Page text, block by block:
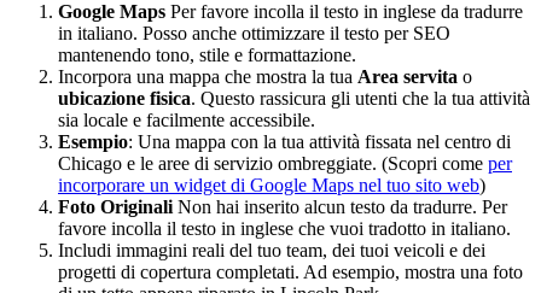
Google Maps Per favore incolla il testo in inglese da tradurre
in italiano. Posso anche ottimizzare il testo per SEO
mantenendo tono, stile e formattazione.
Incorpora una mappa che mostra la tua Area servita o
ubicazione fisica. Questo rassicura gli utenti che la tua attività
sia locale e facilmente accessibile.
Esempio: Una mappa con la tua attività fissata nel centro di
Chicago e le aree di servizio ombreggiate. (Scopri come per
incorporare un widget di Google Maps nel tuo sito web)
Foto Originali Non hai inserito alcun testo da tradurre. Per
favore incolla il testo in inglese che vuoi tradotto in italiano.
Includi immagini reali del tuo team, dei tuoi veicoli e dei
progetti di copertura completati. Ad esempio, mostra una foto